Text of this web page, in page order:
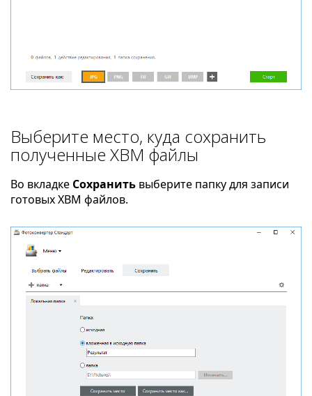
Выберите место, куда сохранить
полученные XBM файлы
Во вкладке Сохранить выберите папку для записи
готовых XBM файлов.